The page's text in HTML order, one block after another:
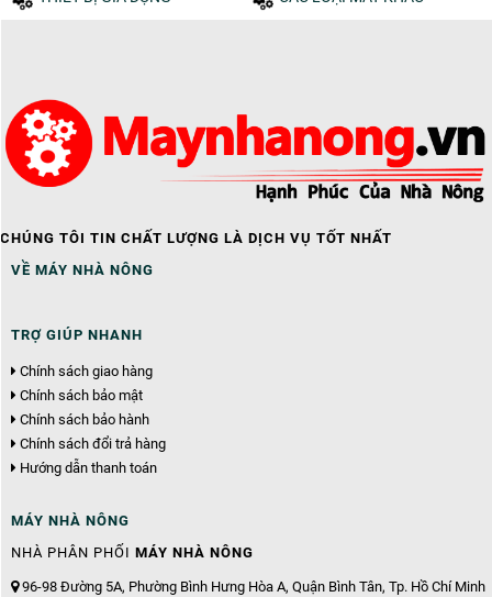
CHÚNG TÔI TIN CHẤT LƯỢNG LÀ DỊCH VỤ TỐT NHẤT
VỀ MÁY NHÀ NÔNG
TRỢ GIÚP NHANH
Chính sách giao hàng
Chính sách bảo mật
Chính sách bảo hành
Chính sách đổi trả hàng
Hướng dẫn thanh toán
MÁY NHÀ NÔNG
NHÀ PHÂN PHỐI MÁY NHÀ NÔNG
96-98 Đường 5A, Phường Bình Hưng Hòa A, Quận Bình Tân, Tp. Hồ Chí Minh